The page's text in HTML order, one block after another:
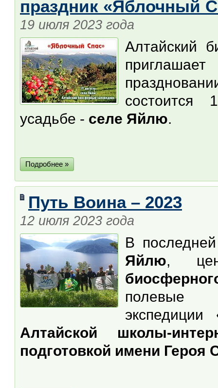
праздник «Яблочный
19 июля 2023 года
Алтайский
состоится
усадьбе - селе Яйлю.
Подробнее »
Путь Воина – 2023
12 июля 2023 года
В
Яйлю,
полевые
экспедиции
Алтайской школы-
подготовкой имени Героя